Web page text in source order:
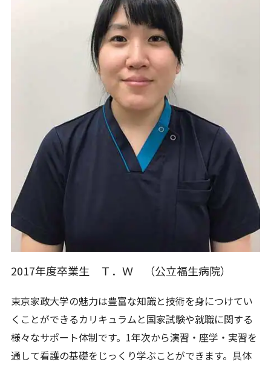
2017年度卒業生 Ｔ．Ｗ （公立福生病院）
東京家政大学の魅力は豊富な知識と技術を身につけてい
くことができるカリキュラムと国家試験や就職に関する
様々なサポート体制です。1年次から演習・座学・実習を
通して看護の基礎をじっくり学ぶことができます。具体